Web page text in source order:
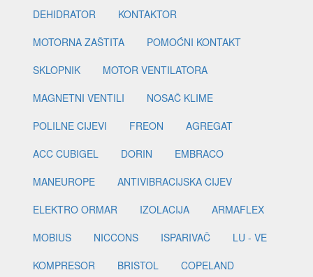
DEHIDRATOR
KONTAKTOR
MOTORNA ZAŠTITA
POMOĆNI KONTAKT
SKLOPNIK
MOTOR VENTILATORA
MAGNETNI VENTILI
NOSAČ KLIME
POLILNE CIJEVI
FREON
AGREGAT
ACC CUBIGEL
DORIN
EMBRACO
MANEUROPE
ANTIVIBRACIJSKA CIJEV
ELEKTRO ORMAR
IZOLACIJA
ARMAFLEX
MOBIUS
NICCONS ISPARIVAČ
LU - VE
KOMPRESOR
BRISTOL
COPELAND